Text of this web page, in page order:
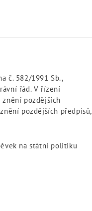
č. 582/1991 Sb.,
řád. V řízení
znění pozdějších
pozdějších předpisů,
na státní politiku